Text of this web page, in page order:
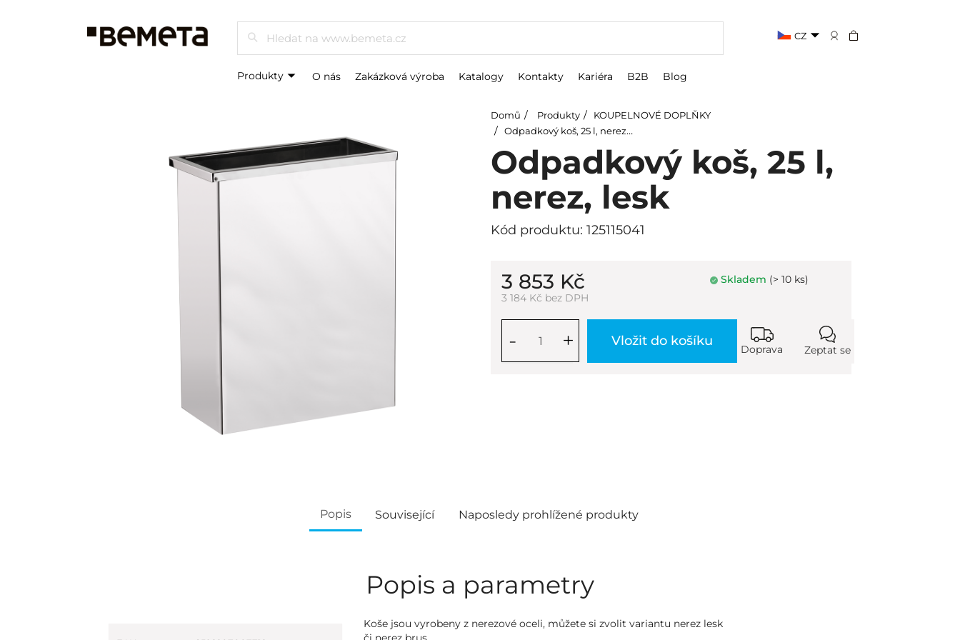
Hledat
Produkty O nás Zakázková výroba Katalogy Kontakty Kariéra B2B Blog
CZ
Domů Produkty
KOUPELNOVÉ DOPLŇKY
Odpadkový koš, 25 l, nerez, lesk
Odpadkový koš, 25 l,
nerez, lesk
Kód produktu: 125115041
3 853 Kč
3 184 Kč bez DPH
Skladem (> 10 ks)
+
- Vložit do košíku
Doprava Zeptat se
Popis Související Naposledy prohlížené produkty
Popis a parametry
Koše jsou vyrobeny z nerezové oceli, můžete si zvolit variantu nerez lesk